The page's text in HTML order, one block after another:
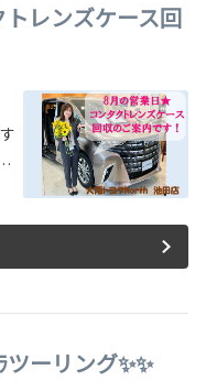
レンズケース回
ーリング✨✨